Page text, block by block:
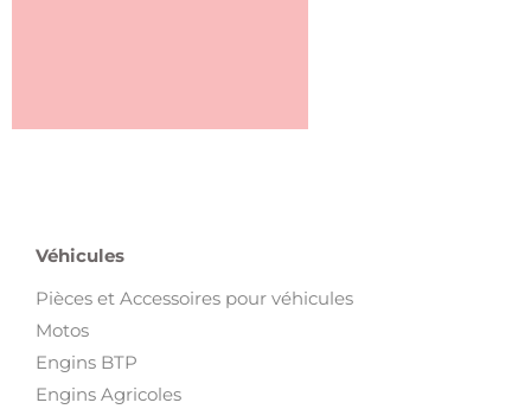
Véhicules
Pièces et Accessoires pour véhicules
Motos
Engins BTP
Engins Agricoles